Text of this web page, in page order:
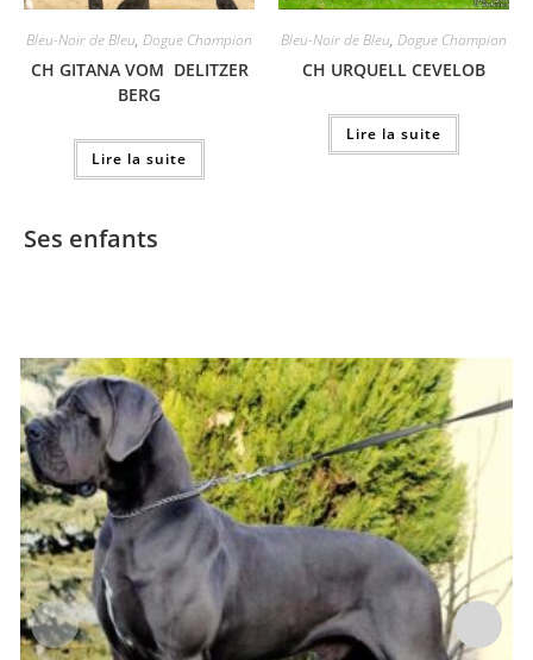
Bleu-Noir de Bleu, Dogue Champion
CH GITANA VOM DELITZER
BERG
Lire la suite
Bleu-Noir de Bleu, Dogue Champion
CH URQUELL CEVELOB
Lire la suite
Ses enfants